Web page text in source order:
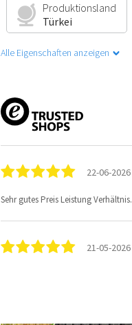
Produktionsland
Türkei
Alle Eigenschaften anzeigen
22-06-2026
Sehr gutes Preis Leistung Verhältnis.
21-05-2026